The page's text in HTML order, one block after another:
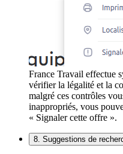
France Travail effectue
vérifier la légalité et la
malgré ces contrôles
inappropriés, vous
« Signaler cette offre ».
8. Suggestions de